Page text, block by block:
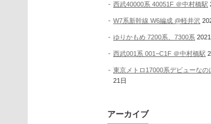
西武40000系 40051F ＠中村橋駅
W7系新幹線 W6編成 @軽井沢
ゆりかもめ 7200系、7300系
西武001系 001−C1F ＠中村橋駅
東京メトロ17000系デビューなの
21日
アーカイブ